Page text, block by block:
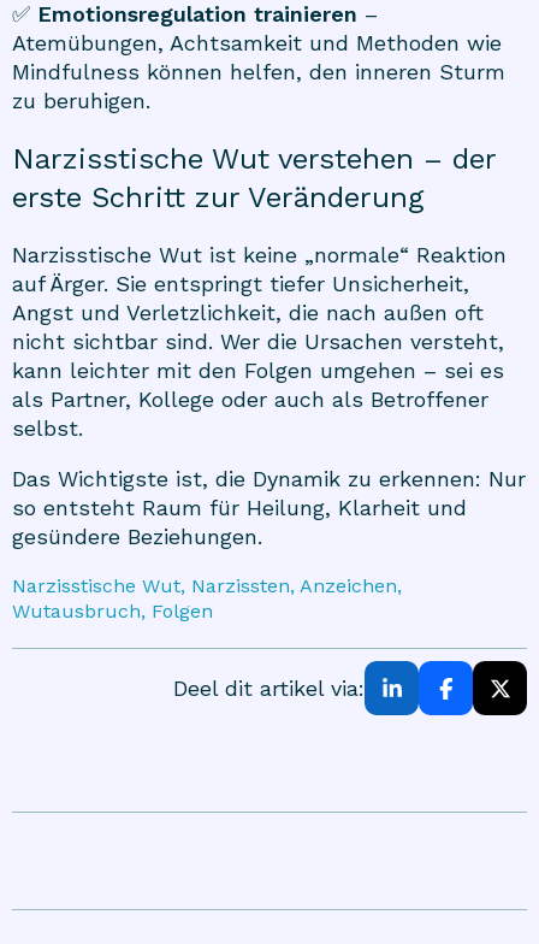
✅ Emotionsregulation trainieren –
Atemübungen, Achtsamkeit und Methoden wie
Mindfulness können helfen, den inneren Sturm
zu beruhigen.
Narzisstische Wut verstehen – der
erste Schritt zur Veränderung
Narzisstische Wut ist keine „normale“ Reaktion
auf Ärger. Sie entspringt tiefer Unsicherheit,
Angst und Verletzlichkeit, die nach außen oft
nicht sichtbar sind. Wer die Ursachen versteht,
kann leichter mit den Folgen umgehen – sei es
als Partner, Kollege oder auch als Betroffener
selbst.
Das Wichtigste ist, die Dynamik zu erkennen: Nur
so entsteht Raum für Heilung, Klarheit und
gesündere Beziehungen.
Narzisstische Wut, Narzissten, Anzeichen,
Wutausbruch, Folgen
Deel dit artikel via: